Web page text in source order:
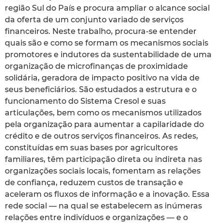
região Sul do País e procura ampliar o alcance social
da oferta de um conjunto variado de serviços
financeiros. Neste trabalho, procura-se entender
quais são e como se formam os mecanismos sociais
promotores e indutores da sustentabilidade de uma
organização de microfinanças de proximidade
solidária, geradora de impacto positivo na vida de
seus beneficiários. São estudados a estrutura e o
funcionamento do Sistema Cresol e suas
articulações, bem como os mecanismos utilizados
pela organização para aumentar a capilaridade do
crédito e de outros serviços financeiros. As redes,
constituídas em suas bases por agricultores
familiares, têm participação direta ou indireta nas
organizações sociais locais, fomentam as relações
de confiança, reduzem custos de transação e
aceleram os fluxos de informação e a inovação. Essa
rede social — na qual se estabelecem as inúmeras
relações entre indivíduos e organizações — e o